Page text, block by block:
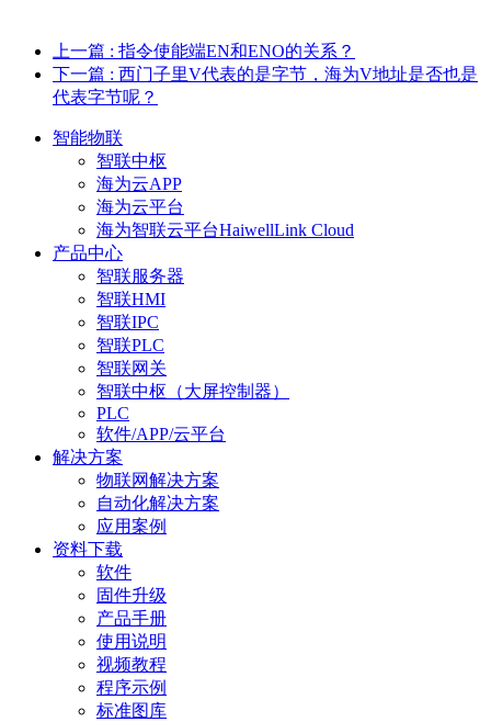
上一篇 : 指令使能端EN和ENO的关系？
下一篇 : 西门子里V代表的是字节，海为V地址是否也是
代表字节呢？
智能物联
智联中枢
海为云APP
海为云平台
海为智联云平台HaiwellLink Cloud
产品中心
智联服务器
智联HMI
智联IPC
智联PLC
智联网关
智联中枢（大屏控制器）
PLC
软件/APP/云平台
解决方案
物联网解决方案
自动化解决方案
应用案例
资料下载
软件
固件升级
产品手册
使用说明
视频教程
程序示例
标准图库